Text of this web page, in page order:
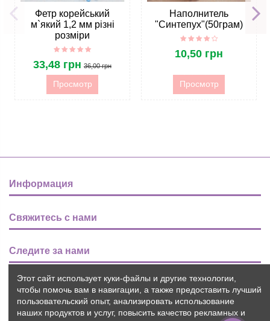
Фетр корейський
м`який 1,2 мм різні
розміри
33,48 грн 36,00 грн
Просмотр
Наполнитель
"Синтепух"(50грам)
10,50 грн
Просмотр
Информация
Свяжитесь с нами
Следите за нами
Новости
Этот сайт использует куки-файлы и другие технологии,
чтобы помочь вам в навигации, а также предоставить лучший
пользовательский опыт, анализировать использование
наших продуктов и услуг, повысить качество рекламных и